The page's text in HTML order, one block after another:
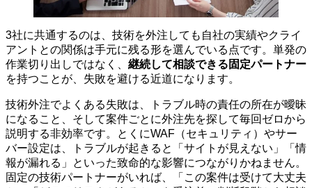
3社に共通するのは、技術を外注しても自社の実績やクライ
アントとの関係は手元に残る形を選んでいる点です。単発の
作業切り出しではなく、 継続して相談できる固定パートナー
を持つことが、失敗を避ける近道になります。
技術外注でよくある失敗は、トラブル時の責任の所在が曖昧
になること、そして案件ごとに外注先を探して毎回ゼロから
説明する非効率です。とくにWAF（セキュリティ）やサー
バー設定は、トラブルが起きると「サイトが見えない」「情
報が漏れる」といった致命的な影響につながりかねません。
固定の技術パートナーがいれば、「この案件は受けて大丈夫